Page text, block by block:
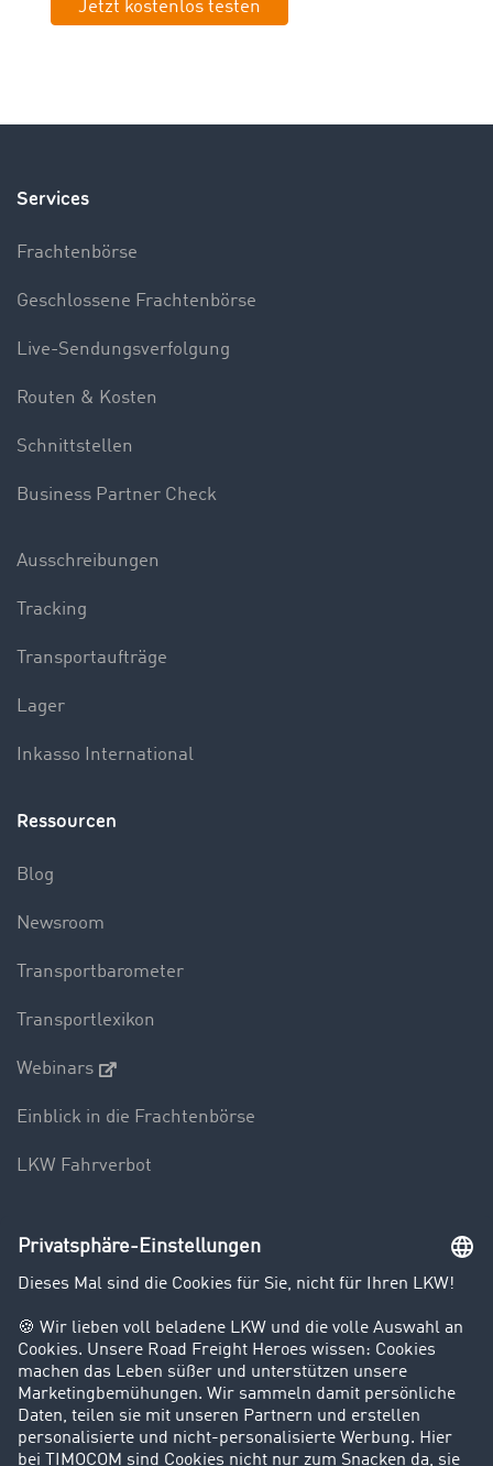
Jetzt kostenlos testen
Services
Frachtenbörse
Geschlossene Frachtenbörse
Live-Sendungsverfolgung
Routen & Kosten
Schnittstellen
Business Partner Check
Ausschreibungen
Tracking
Transportaufträge
Lager
Inkasso International
Ressourcen
Blog
Newsroom
Transportbarometer
Transportlexikon
Webinars
Einblick in die Frachtenbörse
LKW Fahrverbot
Unternehmen
Kunden werben Kunden
Success Stories
Karriere
Support